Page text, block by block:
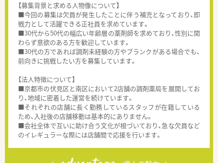
【募集背景と求める人物像について】
■今回の募集は欠員が発生したことに伴う補充となっており、即
戦力として活躍できる正社員を求めています。
■30代から50代の幅広い年齢層の薬剤師を求めており、性別に関
わらず意欲のある方を歓迎しています。
■30代の方であれば調剤未経験の方やブランクがある場合でも、
前向きに挑戦したい方を募集しています。
【法人特徴について】
■京都市の伏見区と南区において2店舗の調剤薬局を展開してお
り、地域に密着した運営を続けています。
■それぞれの店舗に長く勤務しているスタッフが在籍している
ため、入社後の店舗移動は基本的にありません。
■会社全体で互いに助け合う文化が根づいており、急な欠員など
のイレギュラーな際には店舗間で応援を行います。